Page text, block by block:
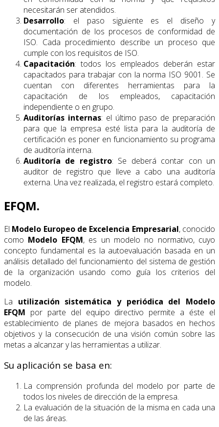
necesitarán ser atendidos.
Desarrollo: el paso siguiente es el diseño y
documentación de los procesos de conformidad de
ISO. Cada procedimiento describe un proceso que
cumple con los requisitos de ISO.
Capacitación: todos los empleados deberán estar
capacitados para trabajar con la norma ISO 9001. Se
cuentan con diferentes herramientas para la
capacitación de los empleados, capacitación
independiente o en grupo.
Auditorías internas: el último paso de preparación
para que la empresa esté lista para la auditoría de
certificación es poner en funcionamiento su programa
de auditoría interna.
Auditoría de registro: Se deberá contar con un
auditor de registro que lleve a cabo una auditoría
externa. Una vez realizada, el registro estará completo.
EFQM.
El Modelo Europeo de Excelencia Empresarial, conocido
como Modelo EFQM, es un modelo no normativo, cuyo
concepto fundamental es la autoevaluación basada en un
análisis detallado del funcionamiento del sistema de gestión
de la organización usando como guía los criterios del
modelo.
La utilización sistemática y periódica del Modelo
EFQM por parte del equipo directivo permite a éste el
establecimiento de planes de mejora basados en hechos
objetivos y la consecución de una visión común sobre las
metas a alcanzar y las herramientas a utilizar.
Su aplicación se basa en:
La comprensión profunda del modelo por parte de
todos los niveles de dirección de la empresa.
La evaluación de la situación de la misma en cada una
de las áreas.